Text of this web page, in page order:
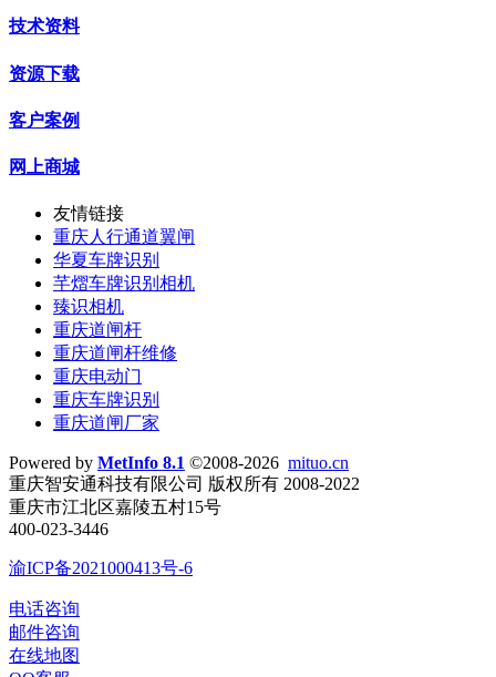
技术资料
资源下载
客户案例
网上商城
友情链接
重庆人行通道翼闸
华夏车牌识别
芊熠车牌识别相机
臻识相机
重庆道闸杆
重庆道闸杆维修
重庆电动门
重庆车牌识别
重庆道闸厂家
Powered by MetInfo 8.1 ©2008-2026 mituo.cn
重庆智安通科技有限公司 版权所有 2008-2022
重庆市江北区嘉陵五村15号
400-023-3446
渝ICP备2021000413号-6
电话咨询
邮件咨询
在线地图